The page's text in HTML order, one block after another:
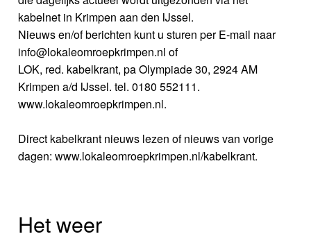
kabelnet in Krimpen aan den IJssel.
Nieuws en/of berichten kunt u sturen per E-mail naar
info@lokaleomroepkrimpen.nl of
LOK, red. kabelkrant, pa Olympiade 30, 2924 AM
Krimpen a/d IJssel. tel. 0180 552111.
www.lokaleomroepkrimpen.nl.
Direct kabelkrant nieuws lezen of nieuws van vorige
dagen: www.lokaleomroepkrimpen.nl/kabelkrant.
Het weer